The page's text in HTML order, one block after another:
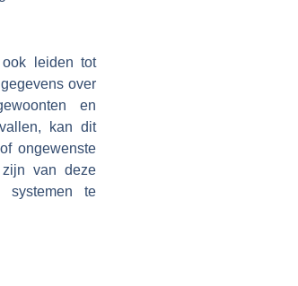
ook leiden tot
over
en
kan dit
ongewenste
van deze
systemen te